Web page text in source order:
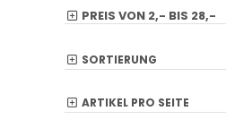
PREIS VON 2,- BIS 28,-
SORTIERUNG
ARTIKEL PRO SEITE